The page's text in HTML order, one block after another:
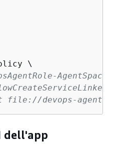
\
file://devops-
dell'app